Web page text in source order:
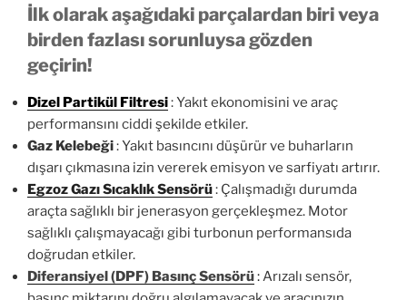
İlk olarak aşağıdaki parçalardan biri veya
birden fazlası sorunluysa gözden
geçirin!
Dizel Partikül Filtresi: Yakıt ekonomisini ve araç
performansını ciddi şekilde etkiler.
Gaz Kelebeği: Yakıt basıncını düşürür ve buharların
dışarı çıkmasına izin vererek emisyon ve sarfiyatı artırır.
Egzoz Gazı Sıcaklık Sensörü: Çalışmadığı durumda
araçta sağlıklı bir jenerasyon gerçekleşmez. Motor
sağlıklı çalışmayacağı gibi turbonun performansıda
doğrudan etkiler.
Diferansiyel (DPF) Basınç Sensörü:Arızalı sensör,